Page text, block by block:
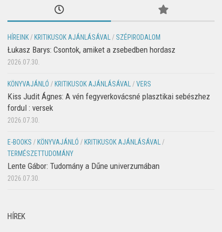
HÍREINK/ KRITIKUSOK AJÁNLÁSÁVAL/ SZÉPIRODALOM
Łukasz Barys: Csontok, amiket a zsebedben hordasz
2026.07.30.
KÖNYVAJÁNLÓ / KRITIKUSOK AJÁNLÁSÁVAL/VERS
Kiss Judit Ágnes: A vén fegyverkovácsné plasztikai sebészhez
fordul : versek
2026.07.30.
E-BOOKS / KÖNYVAJÁNLÓ / KRITIKUSOK AJÁNLÁSÁVAL/
TERMÉSZETTUDOMÁNY
Lente Gábor: Tudomány a Dűne univerzumában
2026.07.30.
HÍREK